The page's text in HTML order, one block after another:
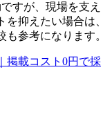
すが、現場を支え
抑えたい場合は、
参考になります。
掲載コスト0円で採